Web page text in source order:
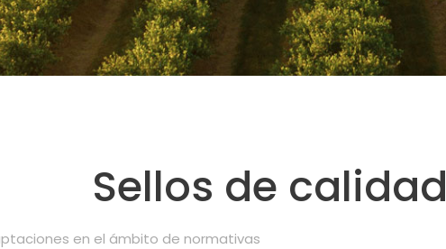
agricultura
Sellos de calidad
en el ámbito de normativas